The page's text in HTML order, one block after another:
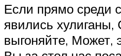
Если прямо среди
явились хулиганы,
выгоняйте, Может,